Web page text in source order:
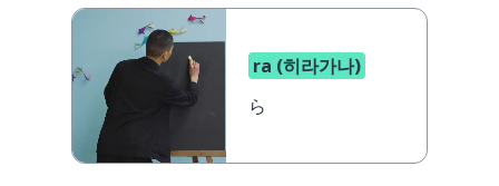
ra (히라가나)
ら